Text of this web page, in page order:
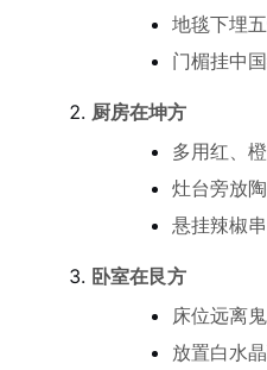
地毯下埋五
门楣挂中
厨房在坤方
多用红、橙
灶台旁放
悬挂辣椒
卧室在艮方
床位远离鬼
放置白水